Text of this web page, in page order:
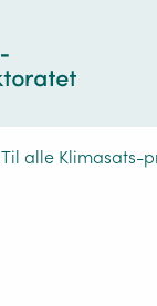
Til alle Klimasats-